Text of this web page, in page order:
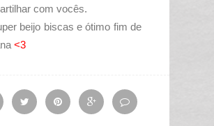
com vocês.
beijo biscas e ótimo fim de
<3